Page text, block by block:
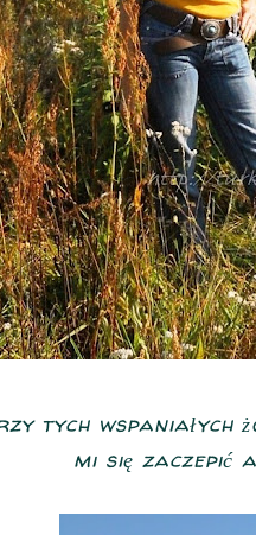
tych wspaniałych
mi się zaczepić